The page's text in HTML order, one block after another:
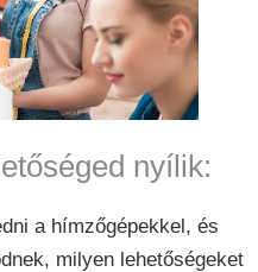
nyílik:
a hímzőgépekkel, és
milyen lehetőségeket